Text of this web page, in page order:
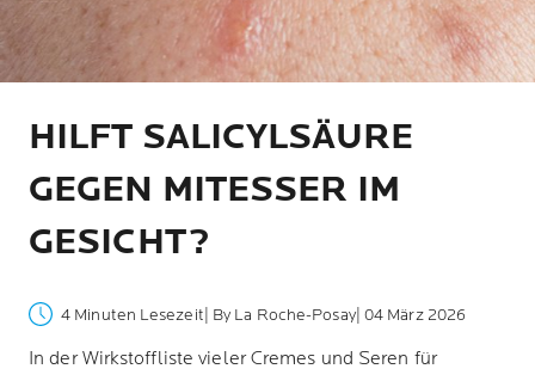
HILFT SALICYLSÄURE
GEGEN MITESSER IM
GESICHT?
4 Minuten Lesezeit | By La Roche-Posay| 04 März 2026
In der Wirkstoffliste vieler Cremes und Seren für